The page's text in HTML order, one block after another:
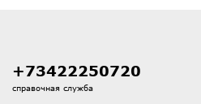
+73422250720
справочная служба